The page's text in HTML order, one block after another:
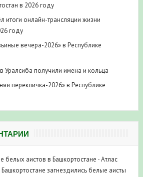
в 2026 году
итоги онлайн-трансляции жизни
году
вечера-2026» в Республике
Уралсиба получили имена и кольца
перекличка-2026» в Республике
белых аистов в Башкортостане - Атлас
загнездились белые аисты